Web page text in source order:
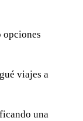
opciones
viajes a
una